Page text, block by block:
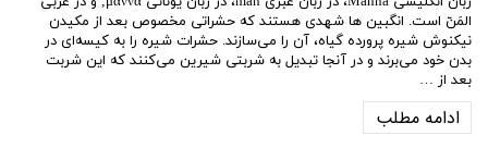
المَنّ‎ است. انگبین ها شهدی هستند که حشراتی مخصوص بعد از مکیدن
نیکنوش شیره پرورده گیاه‏، آن را می‌سازند. حشرات شیره را به کیسه‌ای در
بدن خود می‌برند و در آنجا تبدیل به شربتی شیرین می‌کنند که این شربت
بعد از …
ادامه مطلب